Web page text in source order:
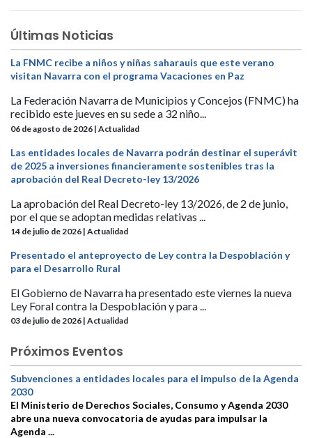
Últimas Noticias
La FNMC recibe a niños y niñas saharauis que este verano
visitan Navarra con el programa Vacaciones en Paz
La Federación Navarra de Municipios y Concejos (FNMC) ha
recibido este jueves en su sede a 32 niño...
06 de agosto de 2026 | Actualidad
Las entidades locales de Navarra podrán destinar el superávit
de 2025 a inversiones financieramente sostenibles tras la
aprobación del Real Decreto-ley 13/2026
La aprobación del Real Decreto-ley 13/2026, de 2 de junio,
por el que se adoptan medidas relativas ...
14 de julio de 2026 | Actualidad
Presentado el anteproyecto de Ley contra la Despoblación y
para el Desarrollo Rural
El Gobierno de Navarra ha presentado este viernes la nueva
Ley Foral contra la Despoblación y para ...
03 de julio de 2026 | Actualidad
Próximos Eventos
Subvenciones a entidades locales para el impulso de la Agenda
2030
El Ministerio de Derechos Sociales, Consumo y Agenda 2030
abre una nueva convocatoria de ayudas para impulsar la
Agenda ...